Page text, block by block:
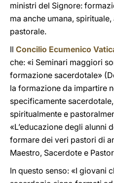
ministri del Signore:
ma anche umana,
pastorale.
Il Concilio Ecumenico
che: «i Seminari maggiori
formazione sacerdotale»
la formazione da impartire
specificamente
spiritualmente e
«L’educazione degli alunni
formare dei veri pastori di
Maestro, Sacerdote e
In questo senso: «I giovani